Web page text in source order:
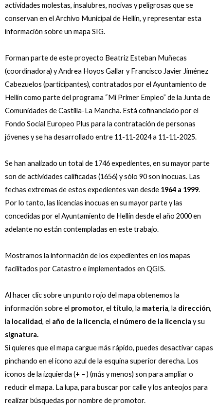
actividades molestas, insalubres, nocivas y peligrosas que se
conservan en el Archivo Municipal de Hellín, y representar esta
información sobre un mapa SIG.
Forman parte de este proyecto Beatriz Esteban Muñecas
(coordinadora) y Andrea Hoyos Gallar y Francisco Javier Jiménez
Cabezuelos (participantes), contratados por el Ayuntamiento de
Hellín como parte del programa “Mi Primer Empleo” de la Junta de
Comunidades de Castilla-La Mancha. Está cofinanciado por el
Fondo Social Europeo Plus para la contratación de personas
jóvenes y se ha desarrollado entre 11-11-2024 a 11-11-2025.
Se han analizado un total de 1746 expedientes, en su mayor parte
son de actividades calificadas (1656) y sólo 90 son inocuas. Las
fechas extremas de estos expedientes van desde 1964 a 1999.
Por lo tanto, las licencias inocuas en su mayor parte y las
concedidas por el Ayuntamiento de Hellín desde el año 2000 en
adelante no están contempladas en este trabajo.
Mostramos la información de los expedientes en los mapas
facilitados por Catastro e implementados en QGIS.
Al hacer clic sobre un punto rojo del mapa obtenemos la
información sobre el promotor, el título, la materia, la dirección,
la localidad, el año de la licencia, el número de la licencia y su
signatura.
Si quieres que el mapa cargue más rápido, puedes desactivar capas
pinchando en el icono azul de la esquina superior derecha. Los
iconos de la izquierda (+ – ) (más y menos) son para ampliar o
reducir el mapa. La lupa, para buscar por calle y los anteojos para
realizar búsquedas por nombre de promotor.